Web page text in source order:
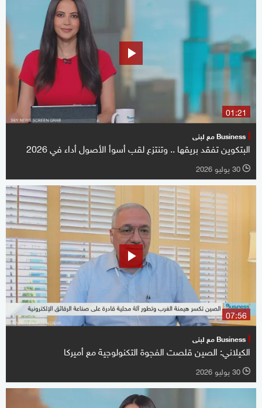
01:21
Business مع لبنى
البتكوين تفقد بريقها .. وتنتزع لقب أسوأ الأصول أداء في 2026
l 30 يوليو 2026
07:56
Business مع لبنى
الكيلاني: الصين قلصت الفجوة التكنولوجية مع أميركا
l 30 يوليو 2026